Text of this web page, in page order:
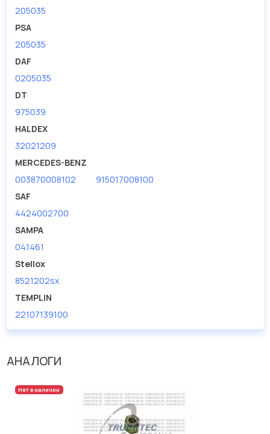
205035
PSA
205035
DAF
0205035
DT
975039
HALDEX
32021209
MERCEDES-BENZ
003870008102
915017008100
SAF
4424002700
SAMPA
041461
Stellox
8521202sx
TEMPLIN
22107139100
АНАЛОГИ
Нет в наличии